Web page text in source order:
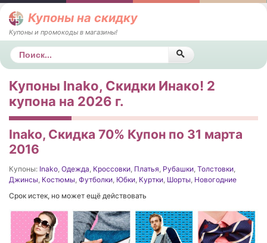
Купоны на скидку
Купоны и промокоды в магазины!
Поиск
Купоны Inako, Скидки Инако! 2
купона на 2026 г.
Inako, Скидка 70% Купон по 31 марта
2016
Купоны: Inako, Одежда, Кроссовки, Платья, Рубашки, Толстовки,
Джинсы, Костюмы, Футболки, Юбки, Куртки, Шорты, Новогодние
Срок истек, но может ещё действовать